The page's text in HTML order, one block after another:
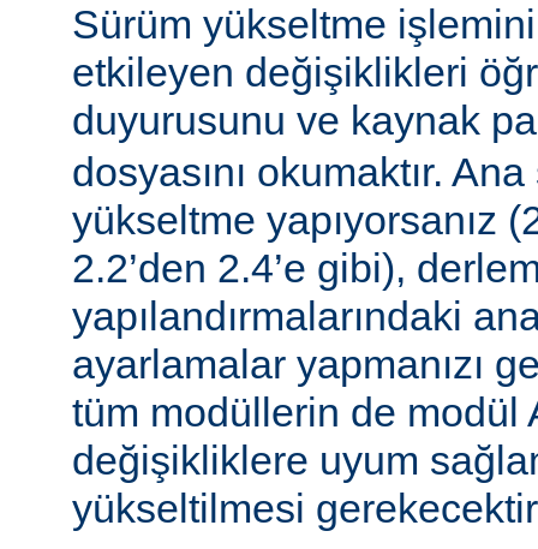
Sürüm yükseltme
etkileyen değişiklikleri
duyurusunu ve kaynak
dosyasını okumaktır.
yükseltme yapıyorsanız
2.2’den 2.4’e gibi),
yapılandırmalarındaki
ayarlamalar yapmanızı
tüm modüllerin de modül
değişikliklere uyum
yükseltilmesi